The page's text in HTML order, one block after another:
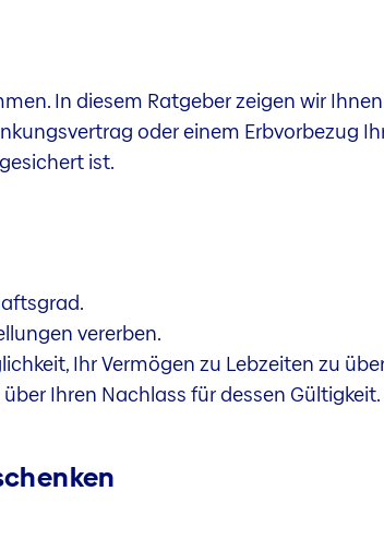
In diesem Ratgeber zeigen wir
oder einem Erbvorbezug
ist.
vererben.
Ihr Vermögen zu Lebzeiten zu
Ihren Nachlass für dessen Gültigkeit.